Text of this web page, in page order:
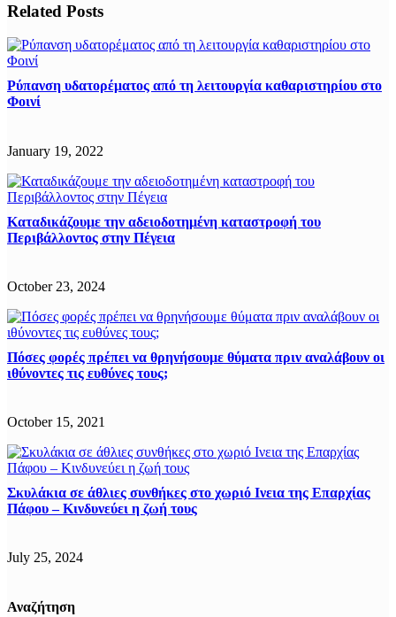
Related Posts
Ρύπανση υδατορέματος από τη λειτουργία καθαριστηρίου στο
Φοινί
January 19, 2022
Καταδικάζουμε την αδειοδοτημένη καταστροφή του
Περιβάλλοντος στην Πέγεια
October 23, 2024
Πόσες φορές πρέπει να θρηνήσουμε θύματα πριν αναλάβουν οι
ιθύνοντες τις ευθύνες τους;
October 15, 2021
Σκυλάκια σε άθλιες συνθήκες στο χωριό Ινεια της Επαρχίας
Πάφου – Κινδυνεύει η ζωή τους
July 25, 2024
Αναζήτηση